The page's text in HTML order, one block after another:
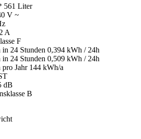
561 Liter
V ~
A
F
in 24 Stunden 0,394 kWh / 24h
in 24 Stunden 0,509 kWh / 24h
Jahr 144 kWh/a
dB
B